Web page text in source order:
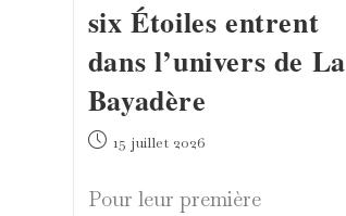
six Étoiles entrent
dans l’univers de La
Bayadère
Publication
15 juillet 2026
Pour leur première